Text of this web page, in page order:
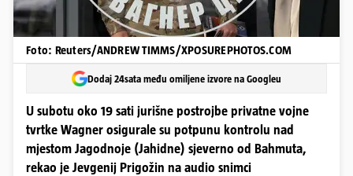
Foto: Reuters/ANDREW TIMMS/XPOSUREPHOTOS.COM
Dodaj 24sata među omiljene izvore na Googleu
U subotu oko 19 sati jurišne postrojbe privatne vojne
tvrtke Wagner osigurale su potpunu kontrolu nad
mjestom Jagodnoje (Jahidne) sjeverno od Bahmuta,
rekao je Jevgenij Prigožin na audio snimci